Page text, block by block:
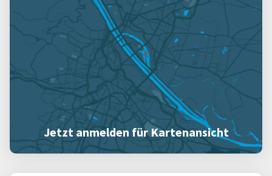
Jetzt anmelden für Kartenansicht